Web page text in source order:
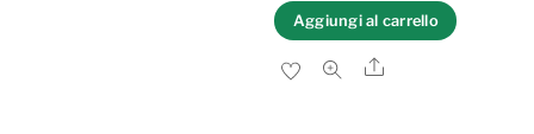
Aggiungi al carrello
Share